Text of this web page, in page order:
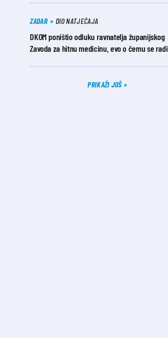
ZADAR DIO NATJEČAJA
DKOM poništio odluku ravnatelja županijskog
Zavoda za hitnu medicinu, evo o čemu se radi
PRIKAŽI JOŠ